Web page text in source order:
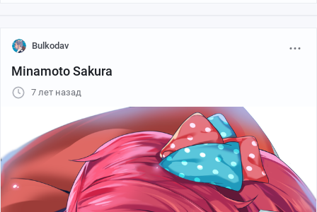
Bulkodav
Minamoto Sakura
7 лет назад